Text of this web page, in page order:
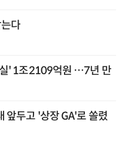
다
' 1조2109억원 …7년 만
앞두고 '상장 GA'로 쏠렸